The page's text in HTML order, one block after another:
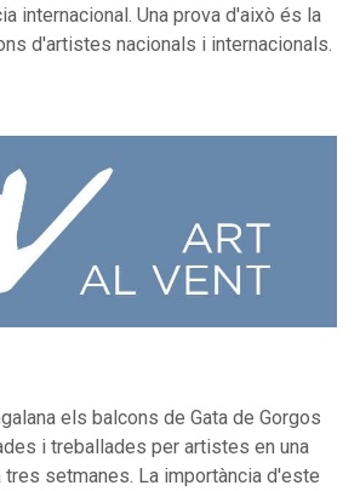
internacional. Una prova d'això és la
d'artistes nacionals i internacionals.
els balcons de Gata de Gorgos
i treballades per artistes en una
setmanes. La importància d'este